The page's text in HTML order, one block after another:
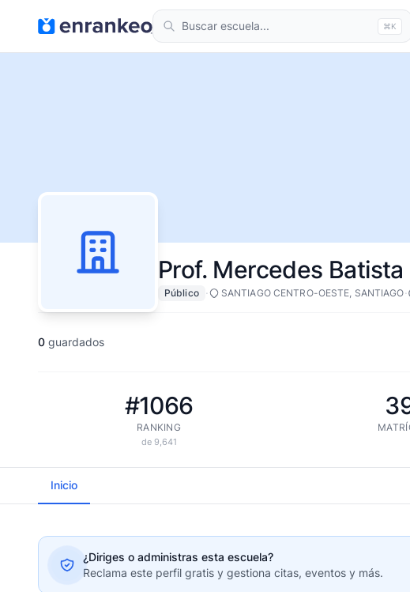
⌘K
Prof. Mercedes
Público · SANTIAGO CENTRO-OESTE, SANTIAGO·
0 guardados
#1066
RANKING
de 9,641
Inicio
¿Diriges o administras esta escuela?
Reclama este perfil gratis y gestiona citas, eventos y más.